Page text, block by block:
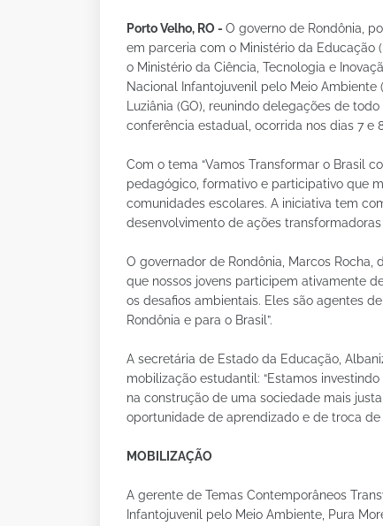
Porto Velho, RO - O governo de Rondônia,
em parceria com o Ministério da Educação
o Ministério da Ciência, Tecnologia e
Nacional Infantojuvenil pelo Meio Ambiente
Luziânia (GO), reunindo delegações de
conferência estadual, ocorrida nos dias 7 e
Com o tema “Vamos Transformar o Brasil
pedagógico, formativo e participativo que
comunidades escolares. A iniciativa tem
desenvolvimento de ações
O governador de Rondônia, Marcos
que nossos jovens participem ativamente
os desafios ambientais. Eles são agentes
Rondônia e para o Brasil”.
A secretária de Estado da Educação,
mobilização estudantil: “Estamos
na construção de uma sociedade mais
oportunidade de aprendizado e de troca
MOBILIZAÇÃO
A gerente de Temas Contemporâneos
Infantojuvenil pelo Meio Ambiente, Pura